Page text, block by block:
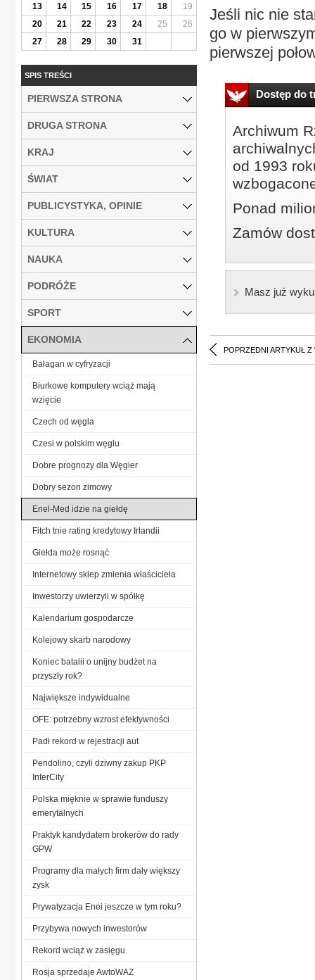
Jeśli nic nie
go w
pierwszej
Dostęp do
Archiwum
od 1993
Ponad
Zamów
Masz już
POPRZEDNI ARTYKUŁ Z
13
14 15 16 17 18
19
20
21 22 23 24 25
26
27
28 29 30 31
SPIS TREŚCI
PIERWSZA STRONA
DRUGA STRONA
KRAJ
ŚWIAT
PUBLICYSTYKA, OPINIE
KULTURA
NAUKA
PODRÓŻE
SPORT
EKONOMIA
Bałagan w cyfryzacji
Biurkowe komputery wciąż mają
wzięcie
Czech od węgla
Czesi w polskim węglu
Dobre prognozy dla Węgier
Dobry sezon zimowy
Enel-Med idzie na giełdę
Fitch tnie rating kredytowy Irlandii
Giełda może rosnąć
Internetowy sklep zmienia właściciela
Inwestorzy uwierzyli w spółkę
Kalendarium gospodarcze
Kolejowy skarb narodowy
Koniec batalii o unijny budżet na
przyszły rok?
Największe indywidualne
OFE: potrzebny wzrost efektywności
Padł rekord w rejestracji aut
Pendolino, czyli dziwny zakup PKP
InterCity
Polska mięknie w sprawie funduszy
emerytalnych
Praktyk kandydatem brokerów do rady
GPW
Programy dla małych firm dały większy
zysk
Prywatyzacja Enei jeszcze w tym roku?
Przybywa nowych inwestorów
Rekord wciąż w zasięgu
Rosja sprzedaje AwtoWAZ